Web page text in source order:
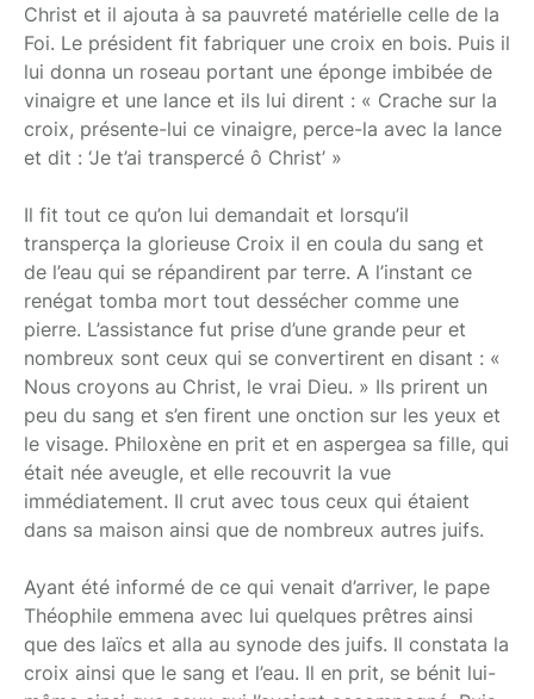
Christ et il ajouta à sa pauvreté matérielle celle de la
Foi. Le président fit fabriquer une croix en bois. Puis il
lui donna un roseau portant une éponge imbibée de
vinaigre et une lance et ils lui dirent : « Crache sur la
croix, présente-lui ce vinaigre, perce-la avec la lance
et dit : ‘Je t’ai transpercé ô Christ’ »
Il fit tout ce qu’on lui demandait et lorsqu’il
transperça la glorieuse Croix il en coula du sang et
de l’eau qui se répandirent par terre. A l’instant ce
renégat tomba mort tout dessécher comme une
pierre. L’assistance fut prise d’une grande peur et
nombreux sont ceux qui se convertirent en disant : «
Nous croyons au Christ, le vrai Dieu. » Ils prirent un
peu du sang et s’en firent une onction sur les yeux et
le visage. Philoxène en prit et en aspergea sa fille, qui
était née aveugle, et elle recouvrit la vue
immédiatement. Il crut avec tous ceux qui étaient
dans sa maison ainsi que de nombreux autres juifs.
Ayant été informé de ce qui venait d’arriver, le pape
Théophile emmena avec lui quelques prêtres ainsi
que des laïcs et alla au synode des juifs. Il constata la
croix ainsi que le sang et l’eau. Il en prit, se bénit lui-